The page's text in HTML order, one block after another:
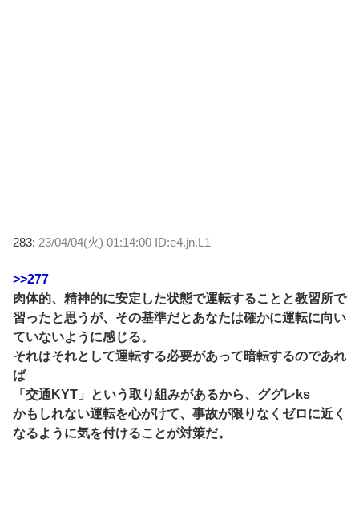
283: 23/04/04(火) 01:14:00 ID:e4.jn.L1
>>277
肉体的、精神的に安定した状態で運転することと教習所で
習ったと思うが、その基準だとあなたは確かに運転に向い
ていないように感じる。
それはそれとして運転する必要があって暗転するのであれ
ば
「交通KYT」という取り組みがあるから、ググレks
かもしれない運転を心がけて、事故が限りなくゼロに近く
なるように気を付けることが対策だ。